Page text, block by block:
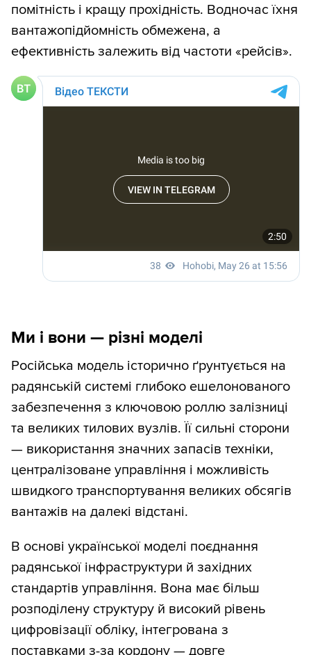
помітність і кращу прохідність. Водночас їхня
вантажопідйомність обмежена, а
ефективність залежить від частоти «рейсів».
Ми і вони — різні моделі
Російська модель історично ґрунтується на
радянській системі глибоко ешелонованого
забезпечення з ключовою роллю залізниці
та великих тилових вузлів. Її сильні сторони
— використання значних запасів техніки,
централізоване управління і можливість
швидкого транспортування великих обсягів
вантажів на далекі відстані.
В основі української моделі поєднання
радянської інфраструктури й західних
стандартів управління. Вона має більш
розподілену структуру й високий рівень
цифровізації обліку, інтегрована з
поставками з-за кордону — довге